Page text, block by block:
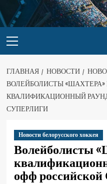
ГЛАВНАЯ НОВОСТИ
ВОЛЕЙБОЛИСТЫ
КВАЛИФИКАЦИОННЫЙ
СУПЕРЛИГИ
Новости белорусского хоккея
Волейболисты
офф российской